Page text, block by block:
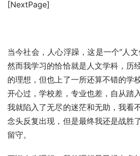
[NextPage]
当今社会，人心浮躁，这是一个“人文
然而我学习的恰恰就是人文学科，历
的理想，但也上了一所还算不错的学
开心过，学校差，专业也差，自从踏
我就陷入了无尽的迷茫和无助，我看
念头反复出现，但是最终我还是战胜
留守。